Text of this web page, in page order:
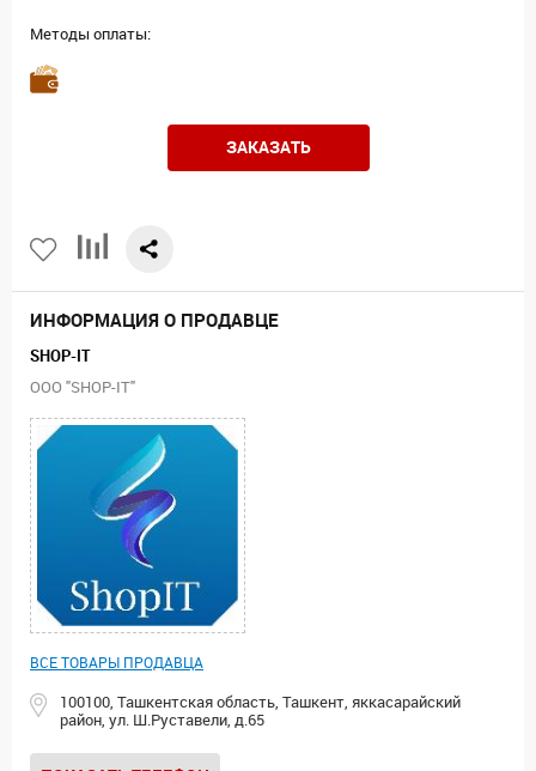
Методы оплаты:
ЗАКАЗАТЬ
ИНФОРМАЦИЯ О ПРОДАВЦЕ
SHOP-IT
ООО "SHOP-IT"
ВСЕ ТОВАРЫ ПРОДАВЦА
100100, Ташкентская область, Ташкент, яккасарайский
район, ул. Ш.Руставели, д.65